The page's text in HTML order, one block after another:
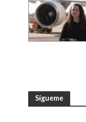
Sígueme